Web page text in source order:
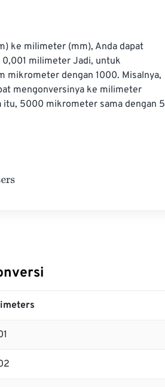
ke milimeter (mm), Anda dapat
milimeter Jadi, untuk
mikrometer dengan 1000. Misalnya,
mengonversinya ke milimeter
5000 mikrometer sama dengan 5